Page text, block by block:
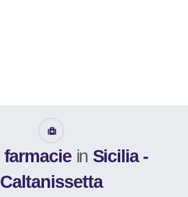
farmacie in Sicilia -
Caltanissetta